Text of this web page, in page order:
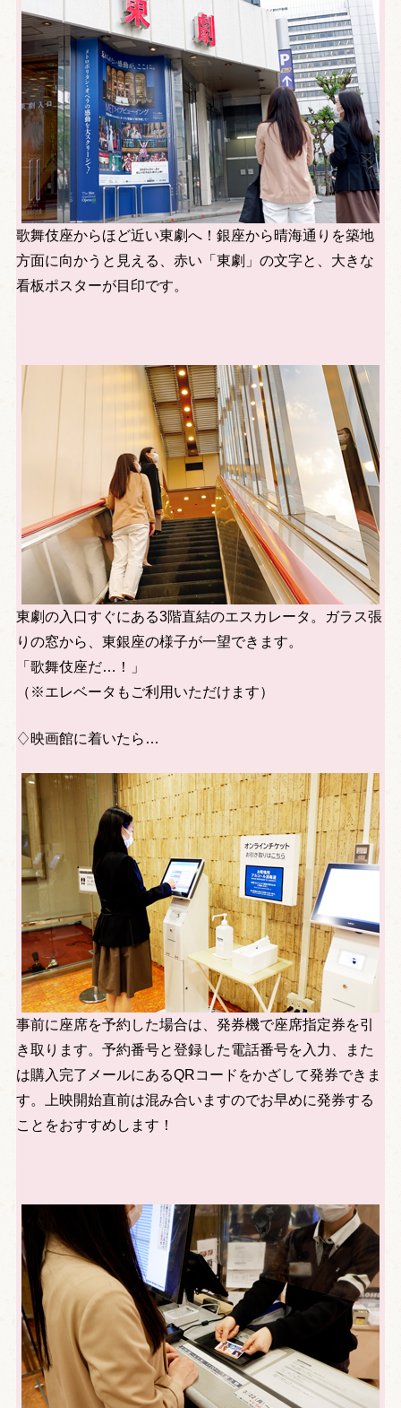
歌舞伎座からほど近い東劇へ！銀座から晴海通りを築地
方面に向かうと見える、赤い「東劇」の文字と、大きな
看板ポスターが目印です。
東劇の入口すぐにある3階直結のエスカレータ。ガラス張
りの窓から、東銀座の様子が一望できます。
「歌舞伎座だ…！」
（※エレベータもご利用いただけます）
♢映画館に着いたら…
事前に座席を予約した場合は、発券機で座席指定券を引
き取ります。予約番号と登録した電話番号を入力、また
は購入完了メールにあるQRコードをかざして発券できま
す。上映開始直前は混み合いますのでお早めに発券する
ことをおすすめします！